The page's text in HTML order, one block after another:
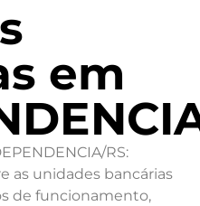
em
RS:
as unidades bancárias
de funcionamento,